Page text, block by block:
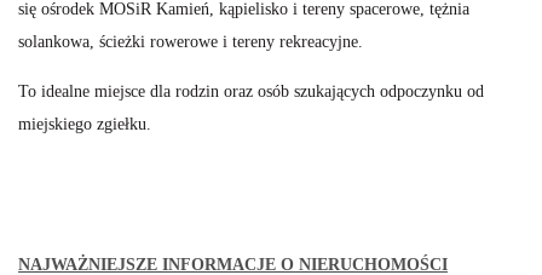
się ośrodek MOSiR Kamień, kąpielisko i tereny spacerowe, tężnia
solankowa, ścieżki rowerowe i tereny rekreacyjne.
To idealne miejsce dla rodzin oraz osób szukających odpoczynku od
miejskiego zgiełku.
NAJWAŻNIEJSZE INFORMACJE O NIERUCHOMOŚCI